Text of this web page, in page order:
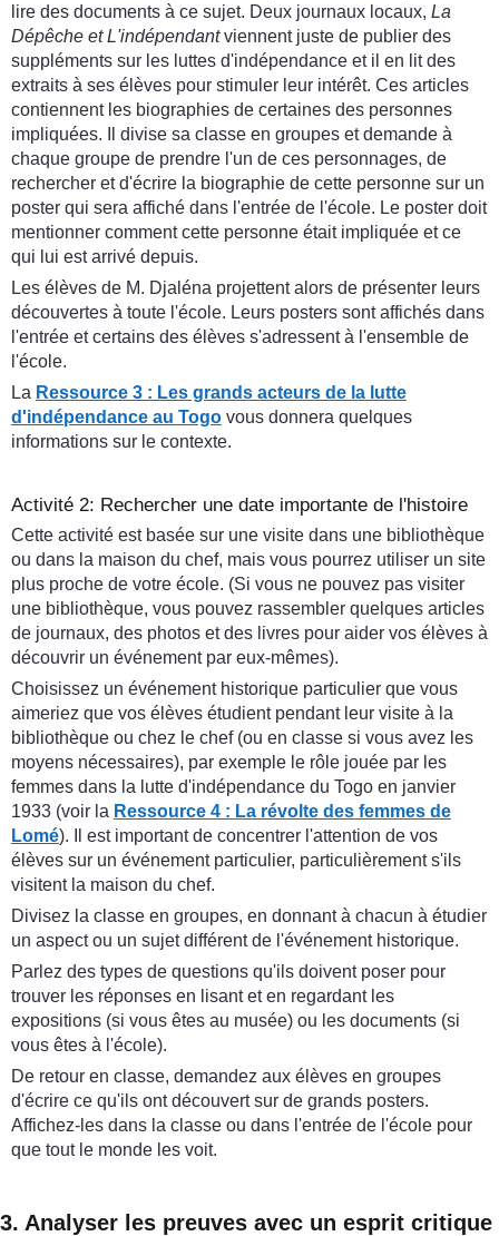
lire des documents à ce sujet. Deux journaux locaux, La
Dépêche et L'indépendantviennent juste de publier des
suppléments sur les luttes d'indépendance et il en lit des
extraits à ses élèves pour stimuler leur intérêt. Ces articles
contiennent les biographies de certaines des personnes
impliquées. Il divise sa classe en groupes et demande à
chaque groupe de prendre l'un de ces personnages, de
rechercher et d'écrire la biographie de cette personne sur un
poster qui sera affiché dans l'entrée de l'école. Le poster doit
mentionner comment cette personne était impliquée et ce
qui lui est arrivé depuis.
Les élèves de M. Djaléna projettent alors de présenter leurs
découvertes à toute l'école. Leurs posters sont affichés dans
l'entrée et certains des élèves s'adressent à l'ensemble de
l'école.
La Ressource 3 : Les grands acteurs de la lutte
d'indépendance au Togo vous donnera quelques
informations sur le contexte.
Activité 2: Rechercher une date importante de l'histoire
Cette activité est basée sur une visite dans une bibliothèque
ou dans la maison du chef, mais vous pourrez utiliser un site
plus proche de votre école. (Si vous ne pouvez pas visiter
une bibliothèque, vous pouvez rassembler quelques articles
de journaux, des photos et des livres pour aider vos élèves à
découvrir un événement par eux-mêmes).
Choisissez un événement historique particulier que vous
aimeriez que vos élèves étudient pendant leur visite à la
bibliothèque ou chez le chef (ou en classe si vous avez les
moyens nécessaires), par exemple le rôle jouée par les
femmes dans la lutte d'indépendance du Togo en janvier
1933 (voir la Ressource 4 : La révolte des femmes de
Lomé). Il est important de concentrer l'attention de vos
élèves sur un événement particulier, particulièrement s'ils
visitent la maison du chef.
Divisez la classe en groupes, en donnant à chacun à étudier
un aspect ou un sujet différent de l'événement historique.
Parlez des types de questions qu'ils doivent poser pour
trouver les réponses en lisant et en regardant les
expositions (si vous êtes au musée) ou les documents (si
vous êtes à l'école).
De retour en classe, demandez aux élèves en groupes
d'écrire ce qu'ils ont découvert sur de grands posters.
Affichez-les dans la classe ou dans l'entrée de l'école pour
que tout le monde les voit.
3. Analyser les preuves avec un esprit critique